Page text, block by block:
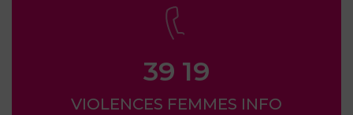
39 19
VIOLENCES FEMMES INFO